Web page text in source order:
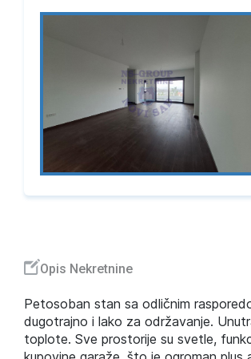
Opis Nekretnine
Petosoban stan sa odličnim
dugotrajno i lako za održavanje.
toplote. Sve prostorije su svetle,